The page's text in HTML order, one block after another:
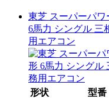
東芝 スーパーパ
6馬力 シングル 三
用エアコン
形状 型番